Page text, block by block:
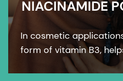
NIACINAMIDE
In cosmetic
form of vitamin B3,
pigmentation, refines